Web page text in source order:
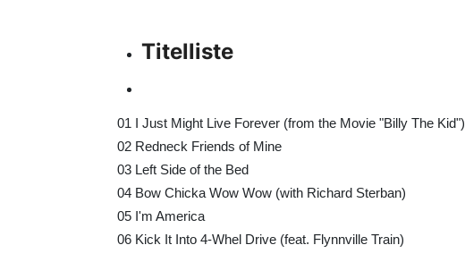
Titelliste
01 I Just Might Live Forever (from the Movie "Billy The Kid")
02 Redneck Friends of Mine
03 Left Side of the Bed
04 Bow Chicka Wow Wow (with Richard Sterban)
05 I'm America
06 Kick It Into 4-Whel Drive (feat. Flynnville Train)